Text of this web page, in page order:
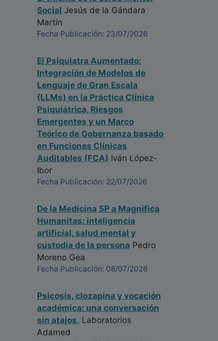
Social Jesús de la Gándara
Martín
Fecha Publicación: 23/07/2026
El Psiquiatra Aumentado:
Integración de Modelos de
Lenguaje de Gran Escala
(LLMs) en la Práctica Clínica
Psiquiátrica, Riesgos
Emergentes y un Marco
Teórico de Gobernanza basado
en Funciones Clínicas
Auditables (FCA) Iván López-
Ibor
Fecha Publicación: 22/07/2026
De la Medicina 5P a Magnifica
Humanitas: inteligencia
artificial, salud mental y
custodia de la persona Pedro
Moreno Gea
Fecha Publicación: 08/07/2026
Psicosis, clozapina y vocación
académica: una conversación
sin atajos. Laboratorios
Adamed